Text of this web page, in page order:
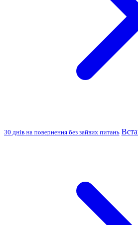
30 днів на повернення без зайвих питань